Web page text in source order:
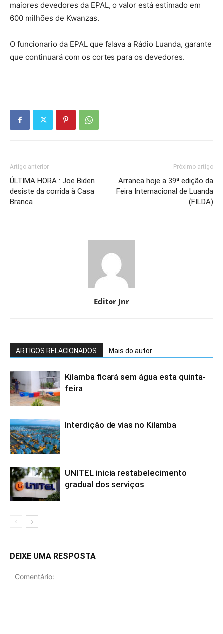
maiores devedores da EPAL, o valor está estimado em
600 milhões de Kwanzas.
O funcionario da EPAL que falava a Rádio Luanda, garante
que continuará com os cortes para os devedores.
Artigo anterior
ÚLTIMA HORA : Joe Biden
desiste da corrida à Casa
Branca
Próximo artigo
Arranca hoje a 39ª edição da
Feira Internacional de Luanda
(FILDA)
Editor Jnr
ARTIGOS RELACIONADOS Mais do autor
Kilamba ficará sem água esta quinta-
feira
Interdição de vias no Kilamba
UNITEL inicia restabelecimento
gradual dos serviços
DEIXE UMA RESPOSTA